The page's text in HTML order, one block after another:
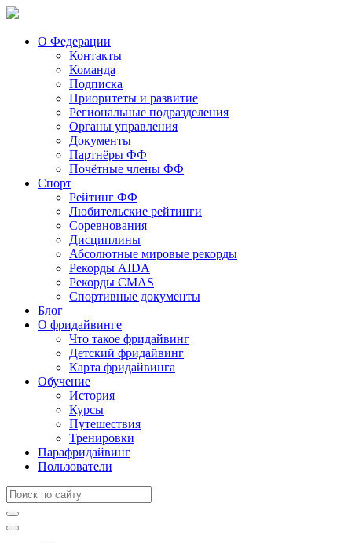
О Федерации
Контакты
Команда
Подписка
Приоритеты и развитие
Региональные подразделения
Органы управления
Документы
Партнёры ФФ
Почётные члены ФФ
Спорт
Рейтинг ФФ
Любительские рейтинги
Соревнования
Дисциплины
Абсолютные мировые рекорды
Рекорды AIDA
Рекорды CMAS
Спортивные документы
Блог
О фридайвинге
Что такое фридайвинг
Детский фридайвинг
Карта фридайвинга
Обучение
История
Курсы
Путешествия
Тренировки
Парафридайвинг
Пользователи